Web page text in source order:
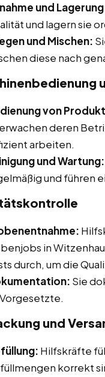
und
und lagern sie
und Mischen:
diese nach
von
deren
arbeiten.
und Wartung:
und führen
in
durch, um die
Sie
und
Hilfskräfte
korrekt